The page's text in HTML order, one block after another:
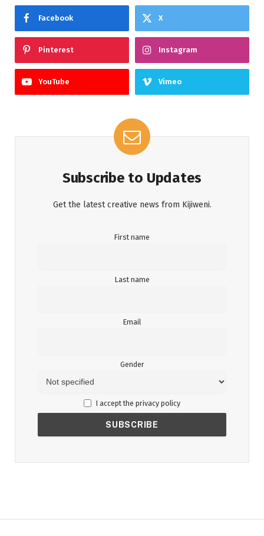
Facebook X
Pinterest Instagram
YouTube Vimeo
Subscribe to Updates
Get the latest creative news from Kijiweni.
First name
Last name
Email
Gender
I accept the privacy policy